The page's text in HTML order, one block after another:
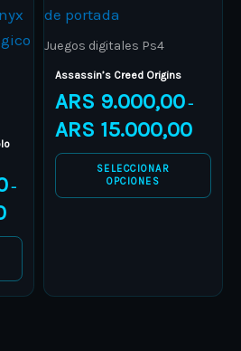
–
ARS 67.000,00
Juegos digitales Ps4
Assassin’s Creed Origins
ARS 9.000,00 –
ARS 15.000,00
SELECCIONAR
OPCIONES
has
multiple
The
may
chosen
page